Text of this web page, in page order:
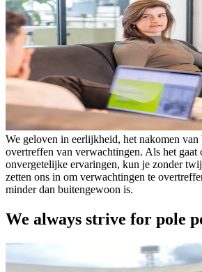
We geloven in eerlijkheid, het nakomen van
overtreffen van verwachtingen. Als het gaat
onvergetelijke ervaringen, kun je zonder
zetten ons in om verwachtingen te
minder dan buitengewoon is.
We always strive for pole